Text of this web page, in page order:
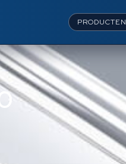
PRODUCTEN